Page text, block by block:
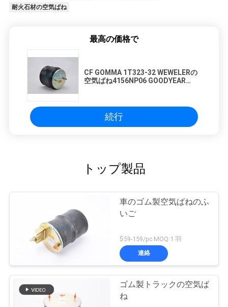
耐火石材の空気ばね
最高の価格で
CF GOMMA 1T323-32 WEWELERの
空気ばね4156NP06 GOODYEAR
続行
トップ製品
車のゴム製空気ばねのふ
いご
$59-159/pc MOQ:1 羽
連絡
ゴム製トラックの空気ば
ね